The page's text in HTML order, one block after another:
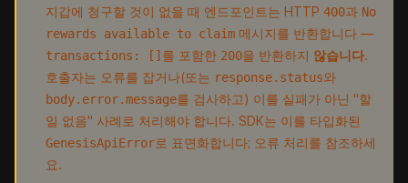
지갑에 청구할 것이 없을 때 엔드포인트는 HTTP 400과 No
rewards available to claim 메시지를 반환합니다 —
transactions: [] 를 포함한 200을 반환하지 않습니다.
호출자는 오류를 잡거나(또는 response.status와
body.error.message를 검사하고) 이를 실패가 아닌 "할
일 없음" 사례로 처리해야 합니다. SDK는 이를 타입화된
GenesisApiError로 표면화합니다; 오류 처리를 참조하세
요.